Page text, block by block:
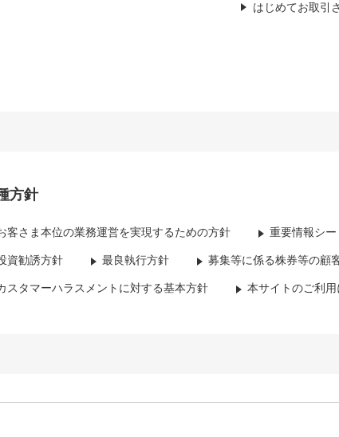
はじめてお取引
方針
客さま本位の業務運営を実現するための方針 重要情報シー
資勧誘方針 最良執行方針 募集等に係る株券等の顧
スタマーハラスメントに対する基本方針 本サイトのご利